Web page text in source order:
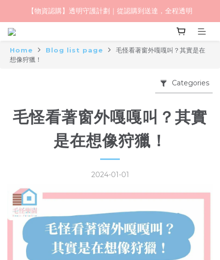
毛怪樂園｜一起改變世界與動物的關係
【物資認購】透明守護計劃｜從認購到送達，全程透明
Home Blog list page
毛怪看著窗外嘎嘎叫？其實是在
想像狩獵！
Categories
毛怪看著窗外嘎嘎叫？其實
是在想像狩獵！
2024-01-01